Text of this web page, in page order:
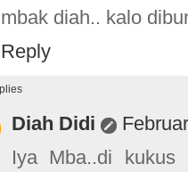
mbak diah.. kalo
Reply
Diah Didi
Iya Mba..di kukus